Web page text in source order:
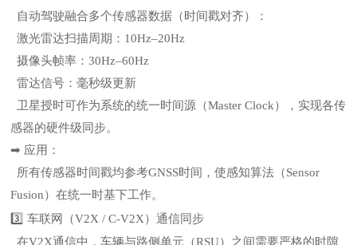
自动驾驶融合多个传感器数据（时间戳对齐）：
激光雷达扫描周期：10Hz–20Hz
摄像头帧率：30Hz–60Hz
雷达信号：毫秒级更新
卫星授时可作为系统的统一时间源（Master Clock），实现各传
感器的硬件级同步。
➡ 应用：
所有传感器时间戳均参考GNSS时间，使感知算法（Sensor
Fusion）在统一时基下工作。
3️⃣ 车联网（V2X / C-V2X）通信同步
在V2X通信中，车辆与路侧单元（RSU）之间需要严格的时隙